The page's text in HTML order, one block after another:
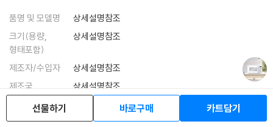
품명 및 모델명
상세설명참조
크기(용량,
형태포함)
상세설명참조
제조자/수입자
상세설명참조
제조국
상세설명참조
동일모델의
상세설명참조
선물하기 바로구매 카트담기